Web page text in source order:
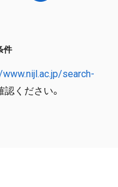
件
search-
認ください。